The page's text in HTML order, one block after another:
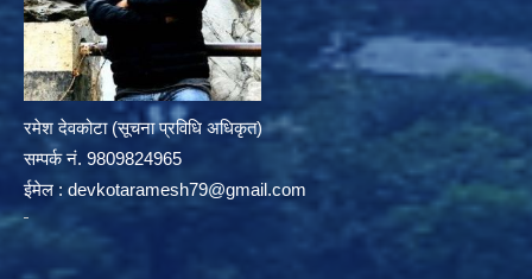
रमेश देवकोटा (सूचना प्रविधि अधिकृत)
सम्पर्क न‌ं. 9809824965
ईमेल : devkotaramesh79@gmail.com